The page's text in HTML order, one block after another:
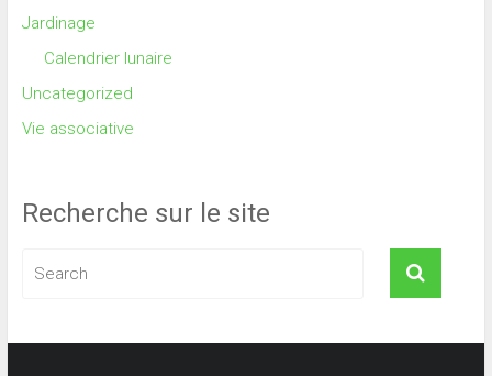
Jardinage
Calendrier lunaire
Uncategorized
Vie associative
Recherche sur le site